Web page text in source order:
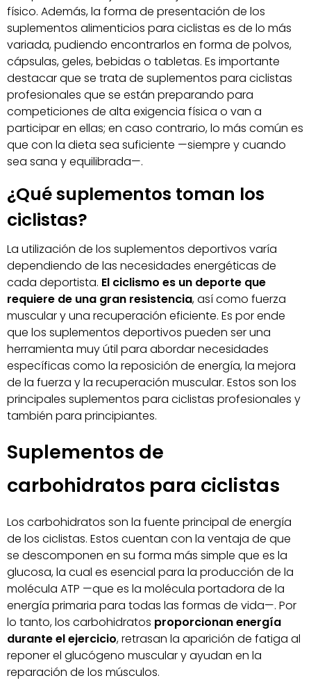
físico. Además, la forma de presentación de los
suplementos alimenticios para ciclistas es de lo más
variada, pudiendo encontrarlos en forma de polvos,
cápsulas, geles, bebidas o tabletas. Es importante
destacar que se trata de suplementos para ciclistas
profesionales que se están preparando para
competiciones de alta exigencia física o van a
participar en ellas; en caso contrario, lo más común es
que con la dieta sea suficiente —siempre y cuando
sea sana y equilibrada—.
¿Qué suplementos toman los
ciclistas?
La utilización de los suplementos deportivos varía
dependiendo de las necesidades energéticas de
cada deportista. El ciclismo es un deporte que
requiere de una gran resistencia, así como fuerza
muscular y una recuperación eficiente. Es por ende
que los suplementos deportivos pueden ser una
herramienta muy útil para abordar necesidades
específicas como la reposición de energía, la mejora
de la fuerza y la recuperación muscular. Estos son los
principales suplementos para ciclistas profesionales y
también para principiantes.
Suplementos de
carbohidratos para ciclistas
Los carbohidratos son la fuente principal de energía
de los ciclistas. Estos cuentan con la ventaja de que
se descomponen en su forma más simple que es la
glucosa, la cual es esencial para la producción de la
molécula ATP —que es la molécula portadora de la
energía primaria para todas las formas de vida—. Por
lo tanto, los carbohidratos proporcionan energía
durante el ejercicio, retrasan la aparición de fatiga al
reponer el glucógeno muscular y ayudan en la
reparación de los músculos.